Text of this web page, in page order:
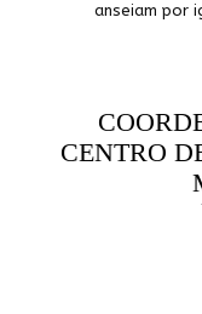
anseiam por
CENTRO